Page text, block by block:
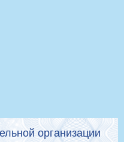
организации